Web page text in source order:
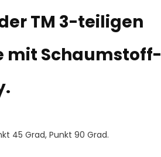
TM 3-teiligen
mit Schaumstoff-
45 Grad, Punkt 90 Grad.